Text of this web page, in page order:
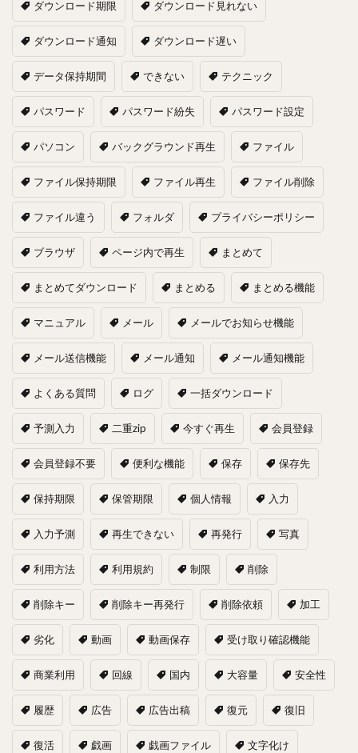
ダウンロード期限 ダウンロード見れない
ダウンロード通知 ダウンロード遅い
データ保持期間 できない テクニック
パスワード パスワード紛失 パスワード設定
パソコン バックグラウンド再生 ファイル
ファイル保持期限 ファイル再生 ファイル削除
ファイル違う フォルダ プライバシーポリシー
ブラウザ ページ内で再生 まとめて
まとめてダウンロード まとめる まとめる機能
マニュアル メール メールでお知らせ機能
メール送信機能 メール通知 メール通知機能
よくある質問 ログ 一括ダウンロード
予測入力 二重zip 今すぐ再生 会員登録
会員登録不要 便利な機能 保存 保存先
保持期限 保管期限 個人情報 入力
入力予測 再生できない 再発行 写真
利用方法 利用規約 制限 削除
削除キー 削除キー再発行 削除依頼 加工
劣化 動画 動画保存 受け取り確認機能
商業利用 回線 国内 大容量 安全性
履歴 広告 広告出稿 復元 復旧
復活 戯画 戯画ファイル 文字化け